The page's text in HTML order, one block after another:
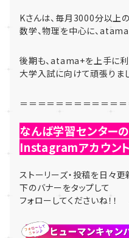
Kさんは、毎月3000分以上
数学、物理を中心に、
後期も、atama+を上手に利
大学入試に向けて頑張りまし
＝＝＝＝＝＝＝＝＝＝＝
なんば学習センターの
Instagramアカウン
ストーリーズ・投稿を日々
下のバナーをタップして
フォローしてくださいね